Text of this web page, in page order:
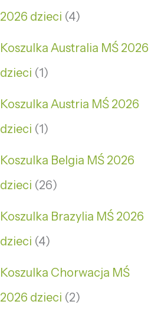
2026 dzieci 4
Koszulka Australia MŚ 2026
dzieci 1
Koszulka Austria MŚ 2026
dzieci 1
Koszulka Belgia MŚ 2026
dzieci 26
Koszulka Brazylia MŚ 2026
dzieci 4
Koszulka Chorwacja MŚ
2026 dzieci 2